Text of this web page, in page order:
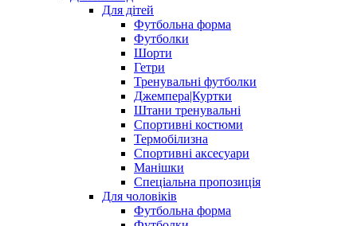
Для дітей
Футбольна форма
Футболки
Шорти
Гетри
Тренувальні футболки
Джемпера|Куртки
Штани тренувальні
Спортивні костюми
Термобілизна
Спортивні аксесуари
Манішки
Спеціальна пропозиція
Для чоловіків
Футбольна форма